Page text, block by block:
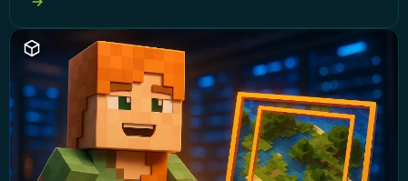
atraktivní spawn oblast a správn? nastavit
spawn point. P?ipravte se na to, že váš server
získá profesionální vzhled a hrá?i se budou cítit
vítáni!